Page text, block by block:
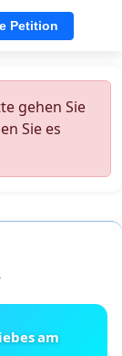
Petition
gehen Sie
Sie es
am